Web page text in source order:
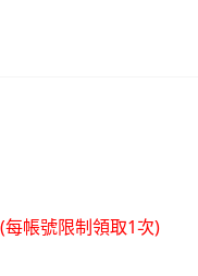
帳號限制領取1次)